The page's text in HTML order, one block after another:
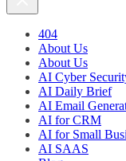
404
About Us
About Us
AI Cyber
AI Daily Brief
AI Email
AI for CRM
AI for Small
AI SAAS